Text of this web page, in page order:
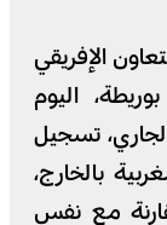
الإفريقي
اليوم
غاية 10 يوليوز الجاري، تسجيل
المغربية بالخارج،
المائة مقارنة مع نفس